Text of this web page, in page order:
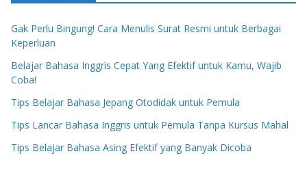
Gak Perlu Bingung! Cara Menulis Surat Resmi untuk Berbagai
Keperluan
Belajar Bahasa Inggris Cepat Yang Efektif untuk Kamu, Wajib
Coba!
Tips Belajar Bahasa Jepang Otodidak untuk Pemula
Tips Lancar Bahasa Inggris untuk Pemula Tanpa Kursus Mahal
Tips Belajar Bahasa Asing Efektif yang Banyak Dicoba